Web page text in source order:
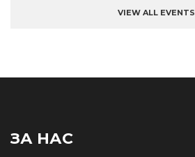
VIEW ALL EVENTS
ЗА НАС